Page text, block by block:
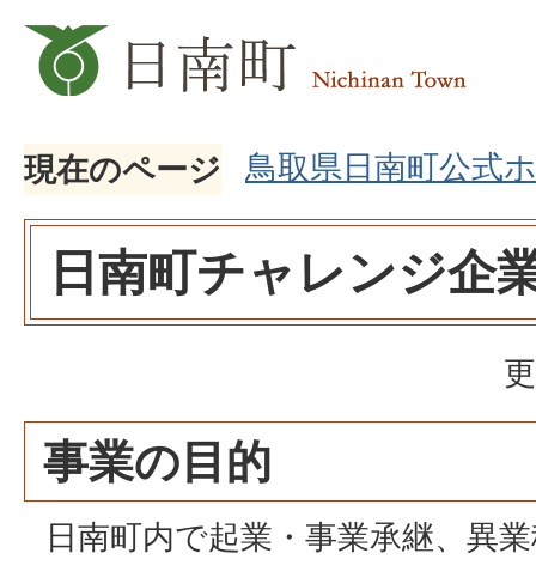
現在のページ 鳥取県日南町公式
日南町チャレンジ企
事業の目的
日南町内で起業・事業承継、異